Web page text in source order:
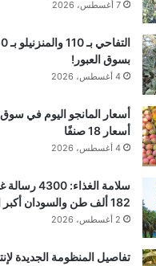
7 أغسطس، 2026
بسوق العبور!
4 أغسطس، 2026
أسعار المانجو اليوم في
أسعار 18 صنفًا
4 أغسطس، 2026
سلامة
182 ألف طن والسودان أكبر الأسواق المستقبلة
2 أغسطس، 2026
تفاصيل المنظومة الجديدة